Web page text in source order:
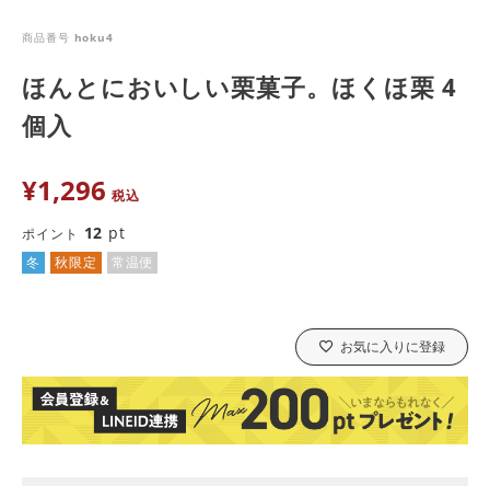
商品番号 hoku4
ほんとにおいしい栗菓子。ほくほ栗 4
個入
¥1,296 税込
ポイント 12 pt
冬 秋限定 常温便
お気に入りに登録